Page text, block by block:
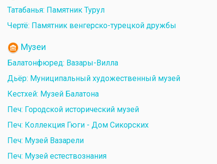
Татабанья: Памятник Турул
Чертё: Памятник венгерско-турецкой дружбы
Музеи
Балатонфюред: Вазары-Вилла
Дьёр: Муниципальный художественный музей
Кестхей: Музей Балатона
Печ: Городской исторический музей
Печ: Коллекция Гюги - Дом Сикорских
Печ: Музей Вазарели
Печ: Музей естествознания